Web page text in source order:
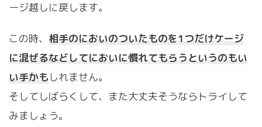
ージ越しに戻します。
この時、 相手のにおいのついたものを1つだけケージ
に混ぜるなどしてにおいに慣れてもらうというのもい
い手かもしれません。
そしてしばらくして、また大丈夫そうならトライして
みましょう。